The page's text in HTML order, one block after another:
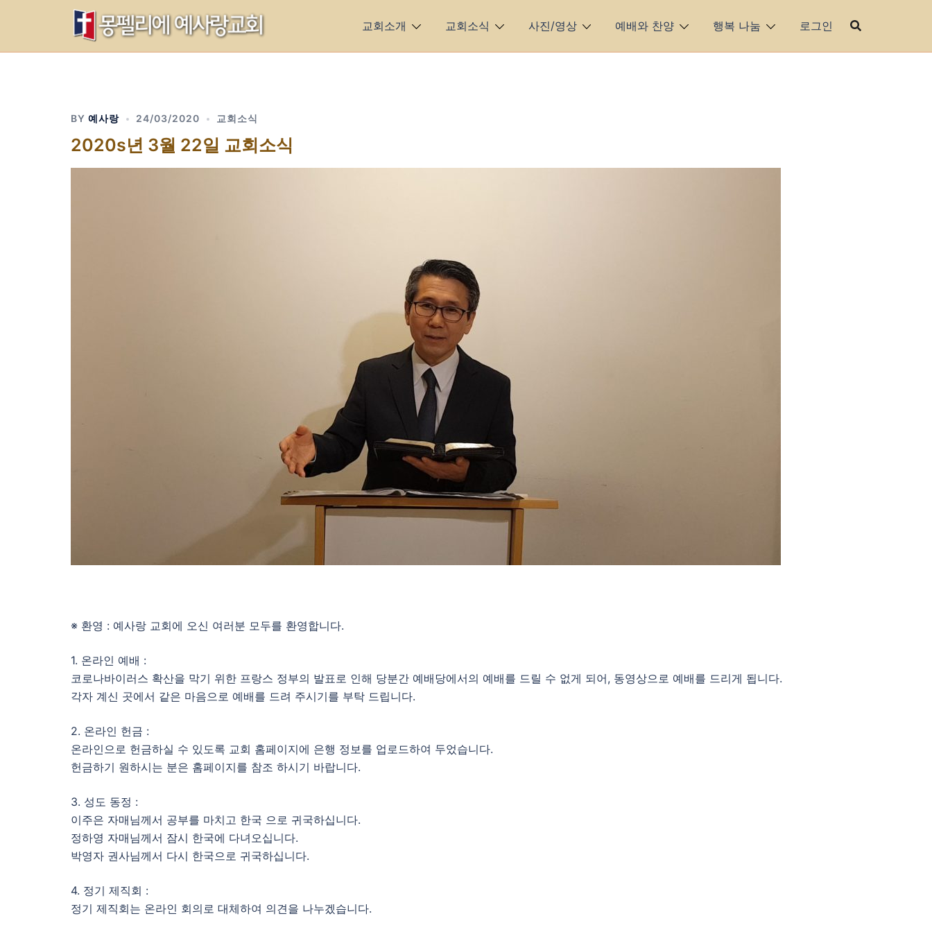
교회소개 교회소식 사진/영상 예배와 찬양 행복 나눔 로그인
BY 예사랑 24/03/2020 교회소식
2020s년 3월 22일 교회소식
※ 환영 : 예사랑 교회에 오신 여러분 모두를 환영합니다.
1. 온라인 예배 :
코로나바이러스 확산을 막기 위한 프랑스 정부의 발표로 인해 당분간 예배당에서의 예배를 드릴 수 없게 되어, 동영상으로 예배를 드리게 됩니다.
각자 계신 곳에서 같은 마음으로 예배를 드려 주시기를 부탁 드립니다.
2. 온라인 헌금 :
온라인으로 헌금하실 수 있도록 교회 홈페이지에 은행 정보를 업로드하여 두었습니다.
헌금하기 원하시는 분은 홈페이지를 참조 하시기 바랍니다.
3. 성도 동정 :
이주은 자매님께서 공부를 마치고 한국 으로 귀국하십니다.
정하영 자매님께서 잠시 한국에 다녀오십니다.
박영자 권사님께서 다시 한국으로 귀국하십니다.
4. 정기 제직회 :
정기 제직회는 온라인 회의로 대체하여 의견을 나누겠습니다.